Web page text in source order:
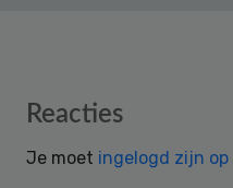
Reader
Reacties
Je moet ingelogd zijn op